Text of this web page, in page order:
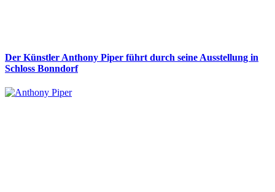
Der Künstler Anthony Piper führt durch seine Ausstellung in
Schloss Bonndorf